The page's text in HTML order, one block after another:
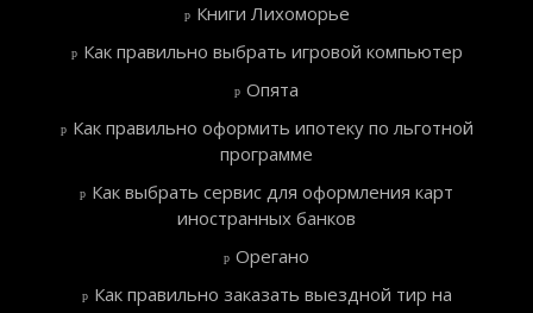
Книги Лихоморье
Как правильно выбрать игровой компьютер
Опята
Как правильно оформить ипотеку по льготной
программе
Как выбрать сервис для оформления карт
иностранных банков
Орегано
Как правильно заказать выездной тир на